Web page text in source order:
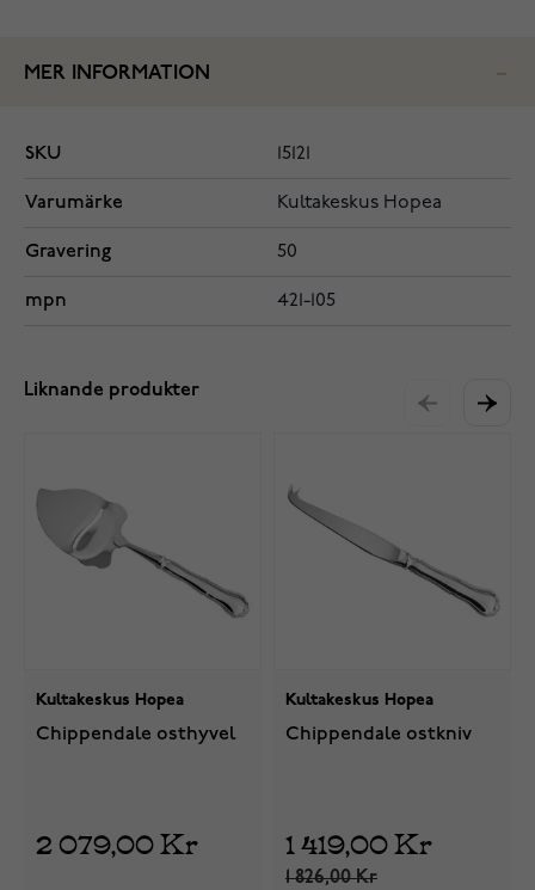
MER INFORMATION
SKU 15121
Varumärke Kultakeskus Hopea
Gravering 50
mpn 421-105
Liknande produkter
Kultakeskus Hopea
Chippendale osthyvel
2 079,00 Kr
Kultakeskus Hopea
Chippendale ostkniv
1 419,00 Kr
1 826,00 Kr